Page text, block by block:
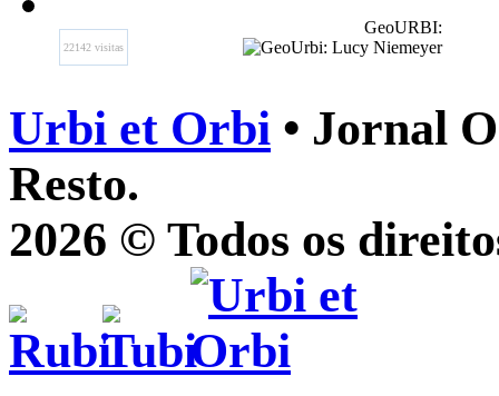
22142 visitas
GeoURBI:
Urbi et Orbi • Jornal
Resto.
2026 © Todos os